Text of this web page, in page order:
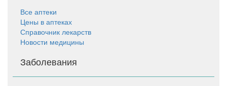
Все аптеки
Цены в аптеках
Справочник лекарств
Новости медицины
Заболевания